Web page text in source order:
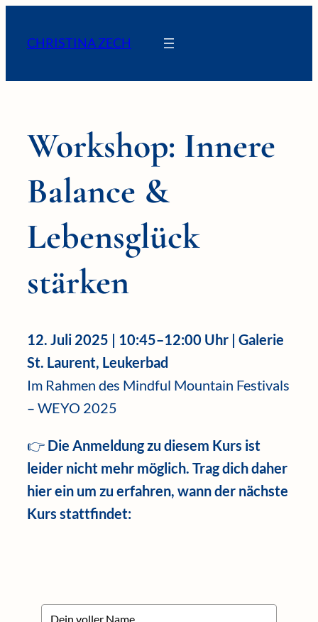
InhaltCHRISTINA ZECH
Workshop: Innere
Balance &
Lebensglück
stärken
12. Juli 2025 | 10:45–12:00 Uhr | Galerie
St. Laurent, Leukerbad
Im Rahmen des Mindful Mountain Festivals
– WEYO 2025
👉 Die Anmeldung zu diesem Kurs ist
leider nicht mehr möglich. Trag dich daher
hier ein um zu erfahren, wann der nächste
Kurs stattfindet: